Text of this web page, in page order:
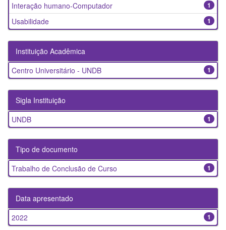
1
Interação humano-Computador
1
Usabilidade
Instituição Acadêmica
1
Centro Universitário - UNDB
Sigla Instituição
1
UNDB
Tipo de documento
1
Trabalho de Conclusão de Curso
Data apresentado
1
2022